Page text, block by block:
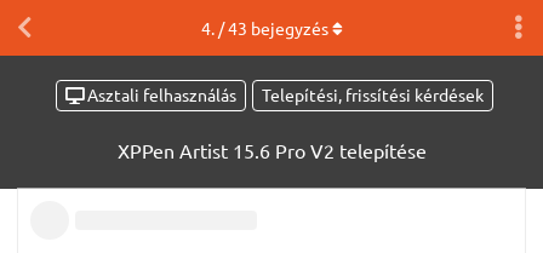
Asztali felhasználás Telepítési, frissítési kérdések
XPPen Artist 15.6 Pro V2 telepítése
4. /43 bejegyzés